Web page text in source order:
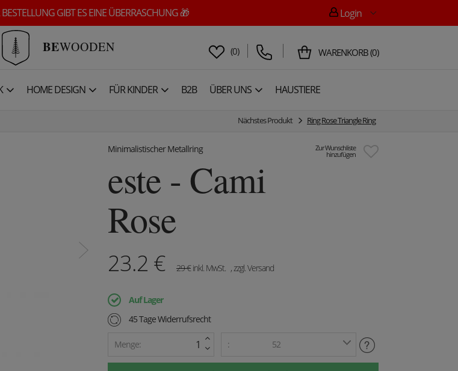
BESTELLUNG GIBT ES EINE ÜBERRASCHUNG 🎁 Login
BEWOODEN (0) WARENKORB(0)
HOME DESIGN FÜR KINDER B2B ÜBER UNS HAUSTIERE
Nächstes Produkt Ring Rose Triangle Ring
Zur Wunschliste
hinzufügen
Minimalistischer Metallring
este - Cami
Rose
23.2 € 29€inkl. MwSt. , zzgl. Versand
Auf Lager
45 Tage Widerrufsrecht
Menge: : 52